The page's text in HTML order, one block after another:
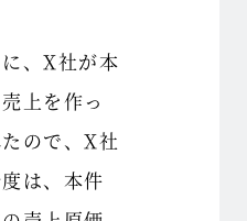
、X社が本
上を作っ
ので、X社
は、本件